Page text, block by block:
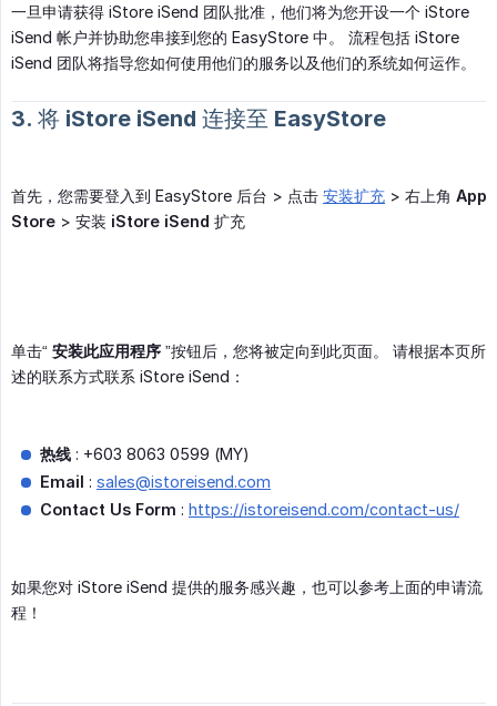
一旦申请获得 iStore iSend 团队批准，他们将为您开设一个 iStore
iSend 帐户并协助您串接到您的 EasyStore 中。 流程包括 iStore
iSend 团队将指导您如何使用他们的服务以及他们的系统如何运作。
3. 将 iStore iSend 连接至 EasyStore
首先，您需要登入到 EasyStore 后台 > 点击 安装扩充 > 右上角 App
Store > 安装 iStore iSend 扩充
单击“ 安装此应用程序 ”按钮后，您将被定向到此页面。 请根据本页所
述的联系方式联系 iStore iSend：
热线 : +603 8063 0599 (MY)
Email : sales@istoreisend.com
Contact Us Form : https://istoreisend.com/contact-us/
如果您对 iStore iSend 提供的服务感兴趣，也可以参考上面的申请流
程！